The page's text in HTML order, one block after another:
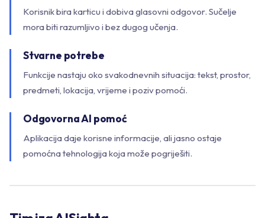
Korisnik bira karticu i dobiva glasovni odgovor. Sučelje
mora biti razumljivo i bez dugog učenja.
Stvarne potrebe
Funkcije nastaju oko svakodnevnih situacija: tekst, prostor,
predmeti, lokacija, vrijeme i poziv pomoći.
Odgovorna AI pomoć
Aplikacija daje korisne informacije, ali jasno ostaje
pomoćna tehnologija koja može pogriješiti.